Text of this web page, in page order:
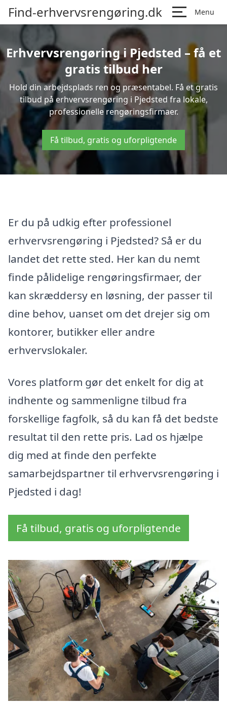
Find-erhvervsrengøring.dk Menu
Erhvervsrengøring i Pjedsted – få et
gratis tilbud her
Hold din arbejdsplads ren og præsentabel. Få et gratis
tilbud på erhvervsrengøring i Pjedsted fra lokale,
professionelle rengøringsfirmaer.
Få tilbud, gratis og uforpligtende
Er du på udkig efter professionel
erhvervsrengøring i Pjedsted? Så er du
landet det rette sted. Her kan du nemt
finde pålidelige rengøringsfirmaer, der
kan skræddersy en løsning, der passer til
dine behov, uanset om det drejer sig om
kontorer, butikker eller andre
erhvervslokaler.
Vores platform gør det enkelt for dig at
indhente og sammenligne tilbud fra
forskellige fagfolk, så du kan få det bedste
resultat til den rette pris. Lad os hjælpe
dig med at finde den perfekte
samarbejdspartner til erhvervsrengøring i
Pjedsted i dag!
Få tilbud, gratis og uforpligtende